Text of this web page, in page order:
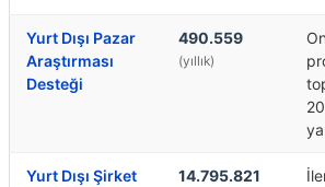
Yurt Dışı Pazar
Araştırması
Desteği
490.559
(yıllık)
Yurt Dışı Şirket
14.795.821